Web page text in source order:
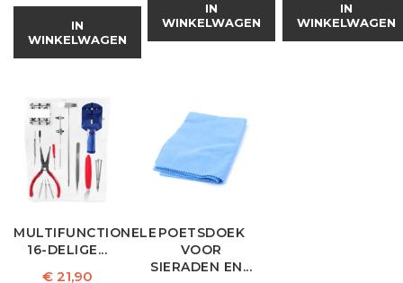
IN
WINKELWAGEN
IN
WINKELWAGEN
IN
WINKELWAGEN
MULTIFUNCTIONELE
16-DELIGE...
Prijs
€ 21,90
POETSDOEK
VOOR
SIERADEN EN...